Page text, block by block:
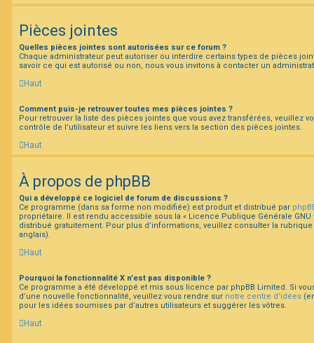
Pièces jointes
Quelles pièces jointes sont autorisées sur ce forum ?
Chaque administrateur peut autoriser ou interdire certains types de pièces
savoir ce qui est autorisé ou non, nous vous invitons à contacter un
Haut
Comment puis-je retrouver toutes mes pièces jointes ?
Pour retrouver la liste des pièces jointes que vous avez transférées, veuillez
contrôle de l’utilisateur et suivre les liens vers la section des pièces jointes.
Haut
À propos de phpBB
Qui a développé ce logiciel de forum de discussions ?
Ce programme (dans sa forme non modifiée) est produit et distribué par
propriétaire. Il est rendu accessible sous la « Licence Publique Générale GNU
distribué gratuitement. Pour plus d’informations, veuillez consulter la
anglais).
Haut
Pourquoi la fonctionnalité X n’est pas disponible ?
Ce programme a été développé et mis sous licence par phpBB Limited. Si
d’une nouvelle fonctionnalité, veuillez vous rendre sur notre centre d’idées
pour les idées soumises par d’autres utilisateurs et suggérer les vôtres.
Haut